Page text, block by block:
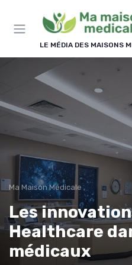
LE MÉDIA DES MAISONS
Ma Maison Médicale
Les
Healthcare
médicaux